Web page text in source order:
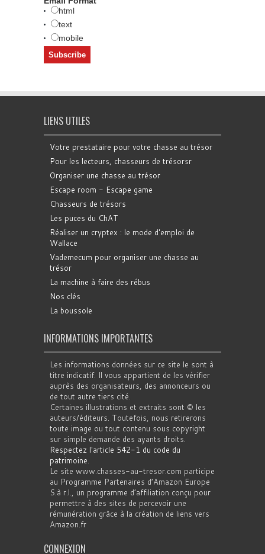
html
text
mobile
LIENS UTILES
Votre prestataire pour votre chasse au trésor
Pour les lecteurs, chasseurs de trésorsr
Organiser une chasse au trésor
Escape room - Escape game
Chasseurs de trésors
Les puces du ChAT
Réaliser un cryptex : le mode d'emploi de
Wallace
Vademecum pour organiser une chasse au
trésor
La machine à faire des rébus
Nos clés
La boussole
INFORMATIONS IMPORTANTES
Les informations données sur ce site le sont à
titre indicatif. Il vous appartient de les vérifier
auprès des organisateurs, des annonceurs ou
de tout autre tiers cité.
Certaines illustrations et extraits sont © les
auteurs/éditeurs. Toutefois, nous retirerons
toute image ou tout contenu sous copyright
sur simple demande des ayants droits.
Respectez l'article 542-1 du code du
patrimoine.
Le site www.chasses-au-tresor.com participe
au Programme Partenaires d’Amazon Europe
S.à r.l., un programme d’affiliation conçu pour
permettre à des sites de percevoir une
rémunération grâce à la création de liens vers
Amazon.fr
CONNEXION